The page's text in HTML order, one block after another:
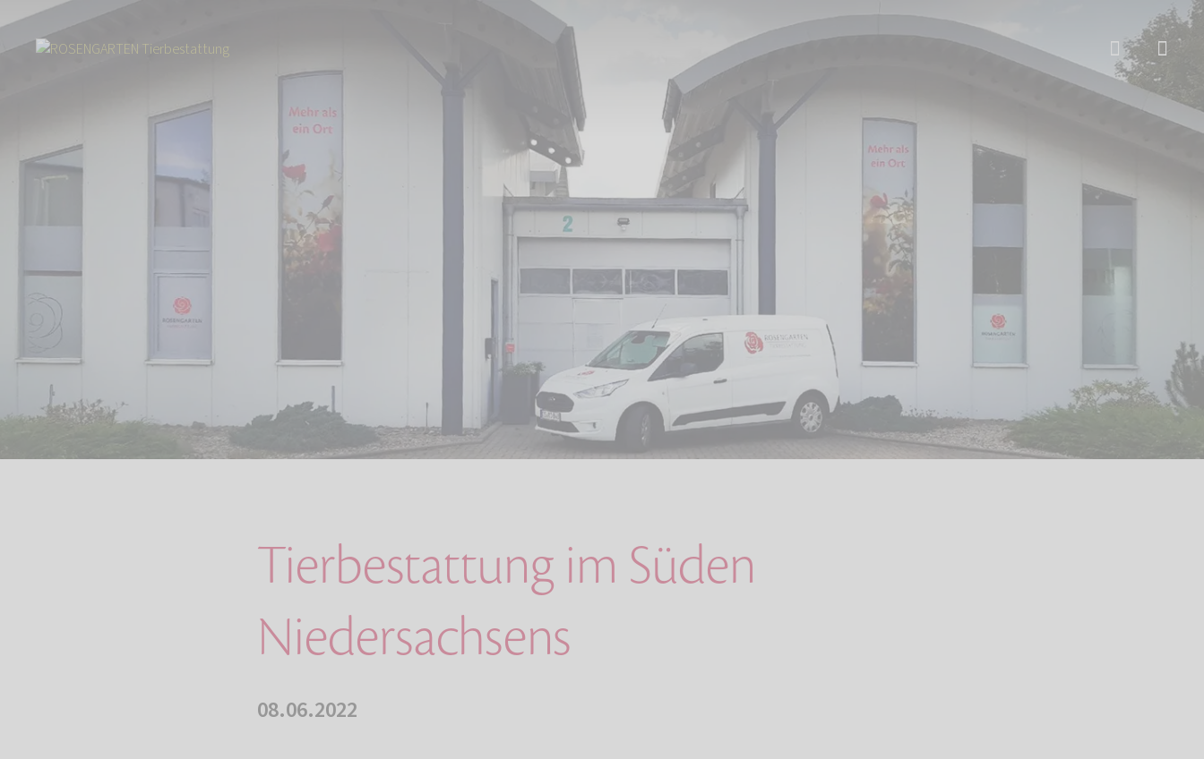
Aktuelles Tierbestattung im Süden Niedersachsens
Tierbestattung im Süden
Niedersachsens
08.06.2022